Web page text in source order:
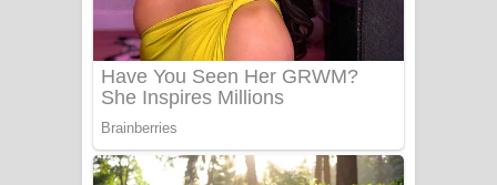
බෙන්තර පාලමේ ගීතයේ පද පෙළ
Sanda Babalena Song Lyrics - සඳ
බැබලෙන ගීතයේ පද පෙළ
Adare Wadi Nisa Song Lyrics - ආදරේ